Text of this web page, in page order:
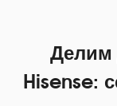
Делим
Hisense: